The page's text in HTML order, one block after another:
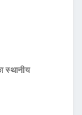
स्थानीय